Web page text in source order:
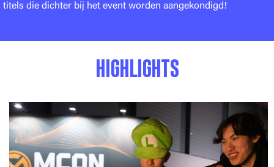
titels die dichter bij het event worden aangekondigd!
HIGHLIGHTS